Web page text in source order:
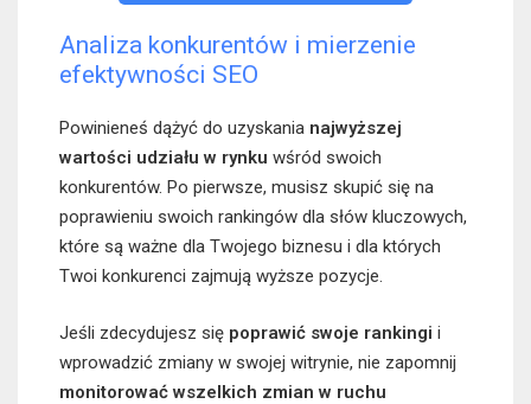
Analiza konkurentów i mierzenie
efektywności SEO
Powinieneś dążyć do uzyskania najwyższej
wartości udziału w rynku wśród swoich
konkurentów. Po pierwsze, musisz skupić się na
poprawieniu swoich rankingów dla słów kluczowych,
które są ważne dla Twojego biznesu i dla których
Twoi konkurenci zajmują wyższe pozycje.
Jeśli zdecydujesz się poprawić swoje rankingi i
wprowadzić zmiany w swojej witrynie, nie zapomnij
monitorować wszelkich zmian w ruchu